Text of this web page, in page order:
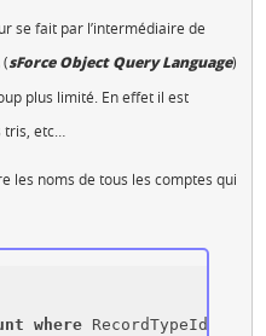
se fait par l’intermédiaire de
(sForce Object Query Language)
plus limité. En effet il est
etc…
les noms de tous les comptes qui
where RecordTypeId=